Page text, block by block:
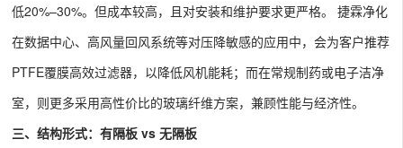
低20%–30%。但成本较高，且对安装和维护要求更严格。 捷霖净化
在数据中心、高风量回风系统等对压降敏感的应用中，会为客户推荐
PTFE覆膜高效过滤器，以降低风机能耗；而在常规制药或电子洁净
室，则更多采用高性价比的玻璃纤维方案，兼顾性能与经济性。
三、结构形式：有隔板 vs 无隔板